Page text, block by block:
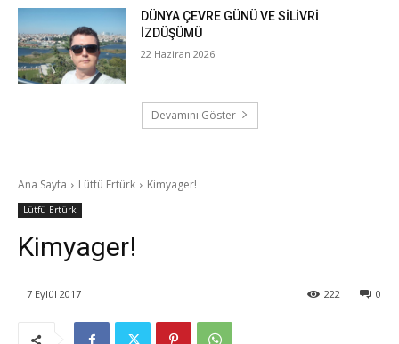
DÜNYA ÇEVRE GÜNÜ VE SİLİVRİ
İZDÜŞÜMÜ
22 Haziran 2026
Devamını Göster